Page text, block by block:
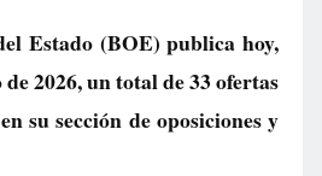
Estado (BOE) publica hoy,
2026, un total de33 ofertas
su sección de oposiciones y